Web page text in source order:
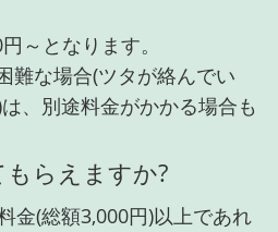
～となります。
難な場合(ツタが絡んでい
、別途料金がかかる場合も
らえますか?
金(総額3,000円)以上であれ